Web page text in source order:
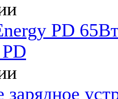
PD
зарядное